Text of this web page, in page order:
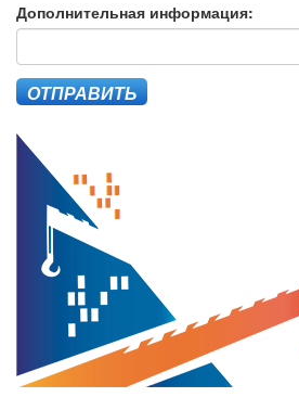
Дополнительная информация:
ОТПРАВИТЬ